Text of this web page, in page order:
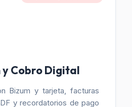
Cobro Digital
Bizum y tarjeta, facturas
y recordatorios de pago